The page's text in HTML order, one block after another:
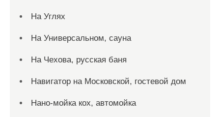
На Углях
На Универсальном, сауна
На Чехова, русская баня
Навигатор на Московской, гостевой дом
Нано-мойка кох, автомойка